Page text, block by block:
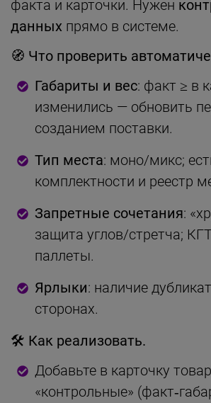
факта и карточки. Нужен
данных прямо в системе.
🧭 Что проверить
Габариты и вес: факт ≥ в
изменились — обновить
созданием поставки.
Тип места: моно/микс;
комплектности и реестр
Запретные сочетания:
защита углов/стретча;
паллеты.
Ярлыки: наличие
сторонах.
🛠 Как реализовать.
Добавьте в карточку
«контрольные»